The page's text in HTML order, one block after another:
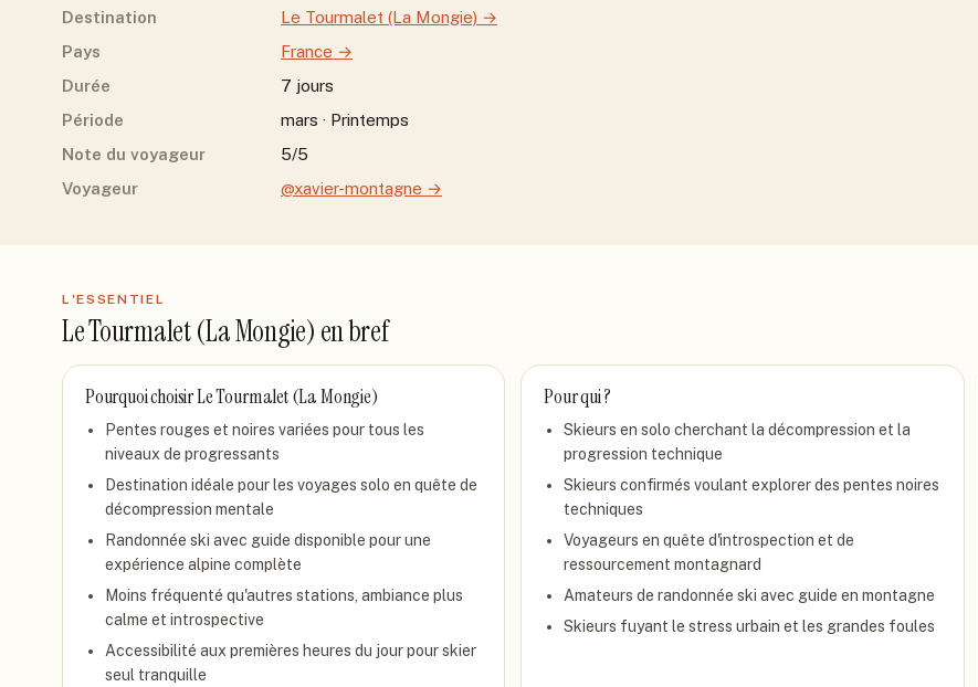
Destination Le Tourmalet (La Mongie) →
Pays
France →
Durée
7 jours
Période
mars · Printemps
Note du voyageur
5/5
Voyageur
@xavier-montagne →
L'ESSENTIEL
Le Tourmalet (La Mongie) en bref
Pourquoi choisirLe Tourmalet (La Mongie)
Pentes rouges et noires variées pour tous les
niveaux de progressants
Destination idéale pour les voyages solo en quête de
décompression mentale
Randonnée ski avec guide disponible pour une
expérience alpine complète
Moins fréquenté qu'autres stations, ambiance plus
calme et introspective
Accessibilité aux premières heures du jour pour skier
seul tranquille
Pour qui ?
Skieurs en solo cherchant la décompression et la
progression technique
Skieurs confirmés voulant explorer des pentes noires
techniques
Voyageurs en quête d'introspection et de
ressourcement montagnard
Amateurs de randonnée ski avec guide en montagne
Skieurs fuyant le stress urbain et les grandes foules